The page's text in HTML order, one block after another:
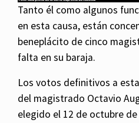
Tanto él como algunos
en esta causa, están
beneplácito de cinco
falta en su baraja.
Los votos definitivos a
del magistrado Octavio
elegido el 12 de octubre